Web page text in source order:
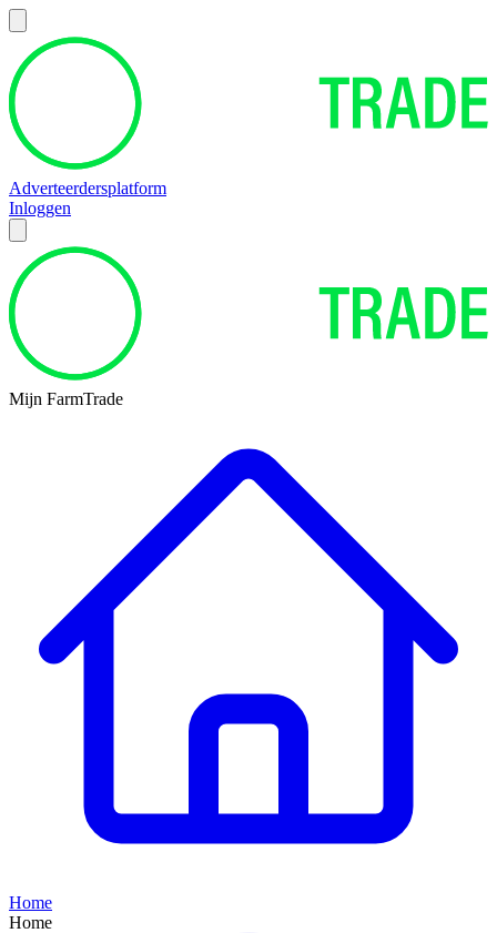
Adverteerdersplatform
Inloggen
Mijn FarmTrade
Home
Home